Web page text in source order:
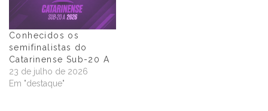
Conhecidos os
semifinalistas do
Catarinense Sub-20 A
23 de julho de 2026
Em "destaque"